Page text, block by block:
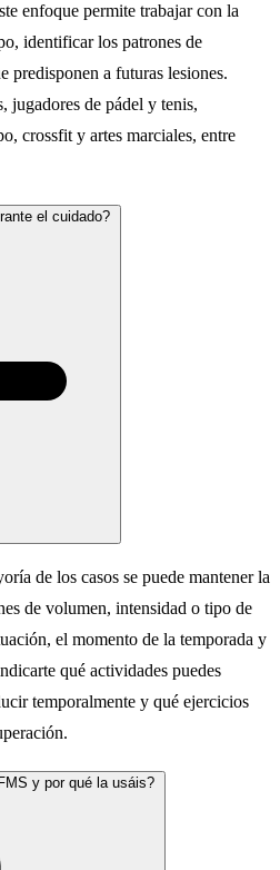
enfoque permite trabajar con la
identificar los patrones de
predisponen a futuras lesiones.
jugadores de pádel y tenis,
crossfit y artes marciales, entre
el cuidado?
de los casos se puede mantener la
de volumen, intensidad o tipo de
el momento de la temporada y
qué actividades puedes
temporalmente y qué ejercicios
y por qué la usáis?